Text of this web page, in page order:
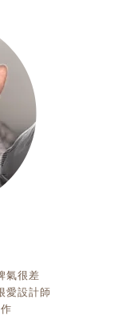
氣很差
愛設計師